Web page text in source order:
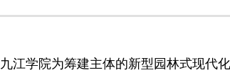
江学院为筹建主体的新型园林式现代